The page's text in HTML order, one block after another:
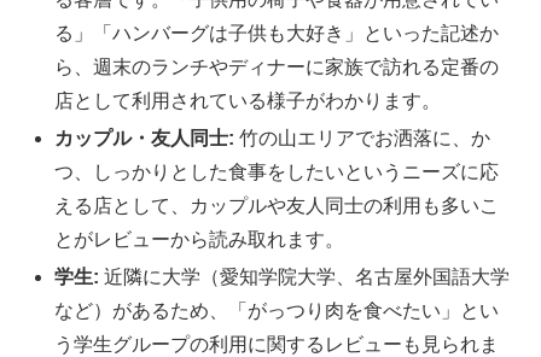
る」「ハンバーグは子供も大好き」といった記述か
ら、週末のランチやディナーに家族で訪れる定番の
店として利用されている様子がわかります。
カップル・友人同士: 竹の山エリアでお洒落に、か
つ、しっかりとした食事をしたいというニーズに応
える店として、カップルや友人同士の利用も多いこ
とがレビューから読み取れます。
学生: 近隣に大学（愛知学院大学、名古屋外国語大学
など）があるため、「がっつり肉を食べたい」とい
う学生グループの利用に関するレビューも見られま